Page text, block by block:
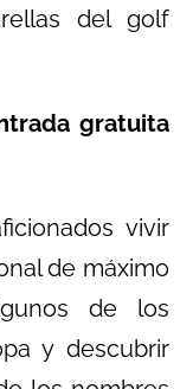
del golf
gratuita
vivir
de máximo
de los
y descubrir